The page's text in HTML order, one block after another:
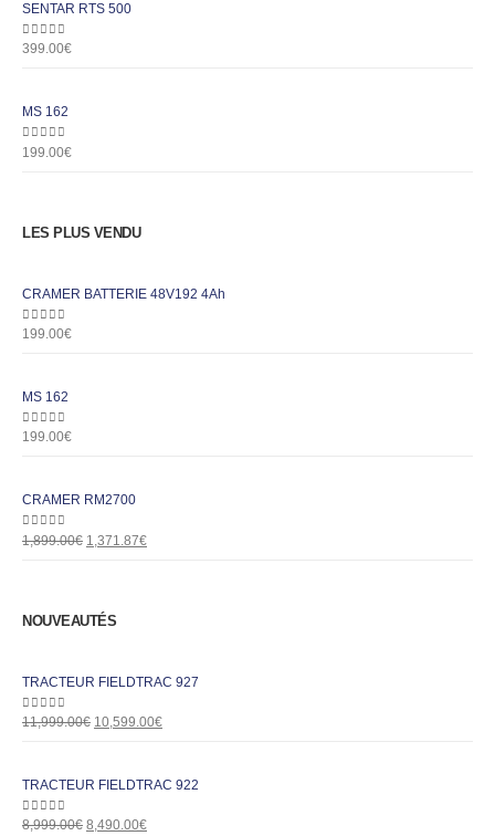
SENTAR RTS 500
0out of 5
399.00€
MS 162
0out of 5
199.00€
LES PLUS VENDU
CRAMER BATTERIE 48V192 4Ah
0out of 5
199.00€
MS 162
0out of 5
199.00€
CRAMER RM2700
0out of 5
1,899.00€ 1,371.87€
NOUVEAUTÉS
TRACTEUR FIELDTRAC 927
0out of 5
11,999.00€ 10,599.00€
TRACTEUR FIELDTRAC 922
0out of 5
8,999.00€ 8,490.00€